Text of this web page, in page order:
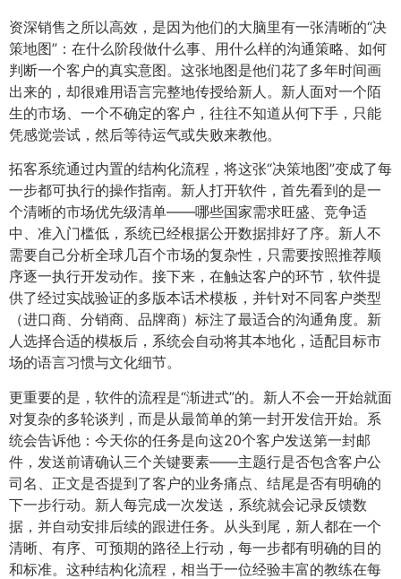
资深销售之所以高效，是因为他们的大脑里有一张清晰的“决
策地图”：在什么阶段做什么事、用什么样的沟通策略、如何
判断一个客户的真实意图。这张地图是他们花了多年时间画
出来的，却很难用语言完整地传授给新人。新人面对一个陌
生的市场、一个不确定的客户，往往不知道从何下手，只能
凭感觉尝试，然后等待运气或失败来教他。
拓客系统通过内置的结构化流程，将这张“决策地图”变成了每
一步都可执行的操作指南。新人打开软件，首先看到的是一
个清晰的市场优先级清单——哪些国家需求旺盛、竞争适
中、准入门槛低，系统已经根据公开数据排好了序。新人不
需要自己分析全球几百个市场的复杂性，只需要按照推荐顺
序逐一执行开发动作。接下来，在触达客户的环节，软件提
供了经过实战验证的多版本话术模板，并针对不同客户类型
（进口商、分销商、品牌商）标注了最适合的沟通角度。新
人选择合适的模板后，系统会自动将其本地化，适配目标市
场的语言习惯与文化细节。
更重要的是，软件的流程是“渐进式”的。新人不会一开始就面
对复杂的多轮谈判，而是从最简单的第一封开发信开始。系
统会告诉他：今天你的任务是向这20个客户发送第一封邮
件，发送前请确认三个关键要素——主题行是否包含客户公
司名、正文是否提到了客户的业务痛点、结尾是否有明确的
下一步行动。新人每完成一次发送，系统就会记录反馈数
据，并自动安排后续的跟进任务。从头到尾，新人都在一个
清晰、有序、可预期的路径上行动，每一步都有明确的目的
和标准。这种结构化流程，相当于一位经验丰富的教练在每